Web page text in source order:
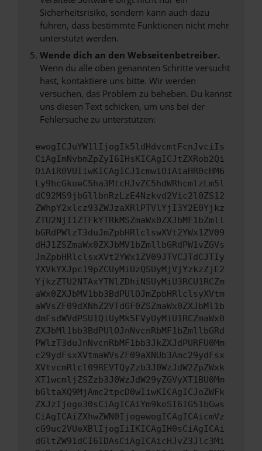
Sicherheitsrisiko, sondern kann auch dazu
führen, dass bestimmte Funktionen nicht mehr
unterstützt werden.
Wende dich an den Webseitenbetreiber.
Wenn du alle oben genannten Schritte versucht
hast, kontaktiere uns bitte. Wir werden
versuchen, das Problem zu beheben. Du kannst
uns diesen Text schicken, um uns bei der
Fehlersuche zu unterstützen:
ewogICJuYW1lIjogIk5ldHdvcmtFcnJvciIs
CiAgImNvbmZpZyI6IHsKICAgICJtZXRob2Qi
OiAiR0VUIiwKICAgICJ1cmwiOiAiaHR0cHM6
Ly9hcGkueC5ha3MtcHJvZC5hdWRhcmlzLm5l
dC92MS9jbGllbnRzLzE4Nzkvd2Vic2l0ZS12
ZWhpY2xlcz93ZWJzaXRlPTVlYjI3Y2E0Yjkz
ZTU2NjI1ZTFkYTRkMSZmaWx0ZXJbMF1bZmll
bGRdPWlzT3duJmZpbHRlclswXVt2YWx1ZV09
dHJ1ZSZmaWx0ZXJbMV1bZmllbGRdPW1vZGVs
JmZpbHRlclsxXVt2YWx1ZV09JTVCJTdCJTIy
YXVkYXJpc19pZCUyMiUzQSUyMjVjYzkzZjE2
YjkzZTU2NTAxYTNlZDhiNSUyMiU3RCU1RCZm
aWx0ZXJbMV1bb3BdPUlOJmZpbHRlclsyXVtm
aWVsZF09dXNhZ2VTdGF0ZSZmaWx0ZXJbMl1b
dmFsdWVdPSU1QiUyMk5FVyUyMiU1RCZmaWx0
ZXJbMl1bb3BdPUlOJnNvcnRbMF1bZmllbGRd
PWlzT3duJnNvcnRbMF1bb3JkZXJdPURFU0Mm
c29ydFsxXVtmaWVsZF09aXNUb3Amc29ydFsx
XVtvcmRlcl09REVTQyZzb3J0WzJdW2ZpZWxk
XT1wcmljZSZzb3J0WzJdW29yZGVyXT1BU0Mm
bGltaXQ9MjAmc2tpcD0wIiwKICAgICJoZWFk
ZXJzIjoge30sCiAgICAiYm9keSI6IG51bGws
CiAgICAiZXhwZWN0IjogewogICAgICAicmVz
cG9uc2VUeXBlIjogIiIKICAgIH0sCiAgICAi
dGltZW91dCI6IDAsCiAgICAicHJvZ3Jlc3Mi